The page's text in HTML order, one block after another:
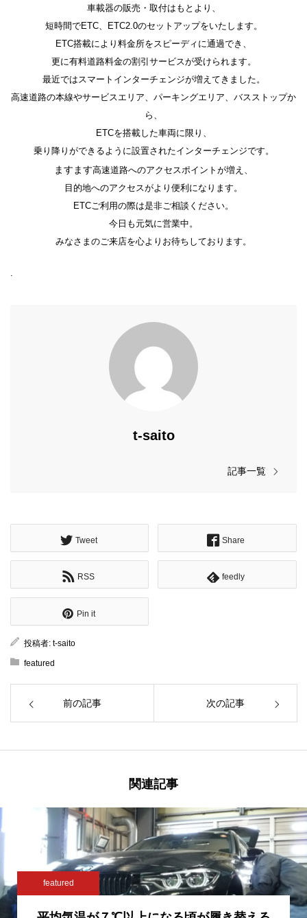
車載器の販売・取付はもとより、
短時間でETC、ETC2.0のセットアップをいたします。
ETC搭載により料金所をスピーディに通過でき、
更に有料道路料金の割引サービスが受けられます。
最近ではスマートインターチェンジが増えてきました。
高速道路の本線やサービスエリア、パーキングエリア、バスストップか
ら、
ETCを搭載した車両に限り、
乗り降りができるように設置されたインターチェンジです。
ますます高速道路へのアクセスポイントが増え、
目的地へのアクセスがより便利になります。
ETCご利用の際は是非ご相談ください。
今日も元気に営業中。
みなさまのご来店を心よりお待ちしております。
t-saito
記事一覧
Tweet Share
RSS feedly
Pin it
投稿者: t-saito
featured
前の記事 次の記事
関連記事
featured